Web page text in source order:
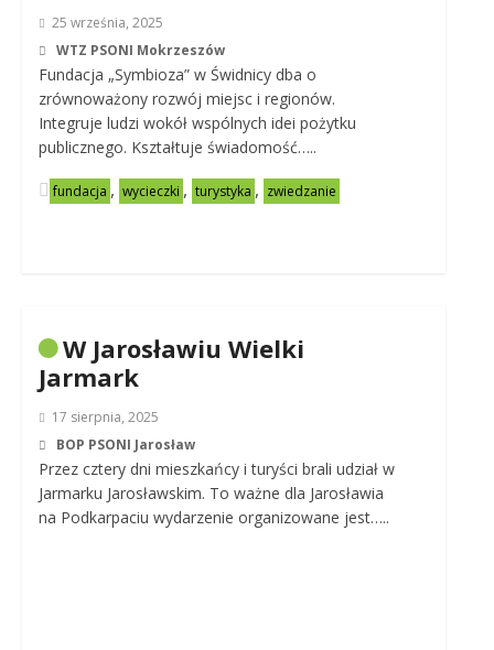
25 września, 2025
WTZ PSONI Mokrzeszów
Fundacja „Symbioza” w Świdnicy dba o
zrównoważony rozwój miejsc i regionów.
Integruje ludzi wokół wspólnych idei pożytku
publicznego. Kształtuje świadomość…..
fundacja , wycieczki , turystyka , zwiedzanie
W Jarosławiu Wielki
Jarmark
17 sierpnia, 2025
BOP PSONI Jarosław
Przez cztery dni mieszkańcy i turyści brali udział w
Jarmarku Jarosławskim. To ważne dla Jarosławia
na Podkarpaciu wydarzenie organizowane jest…..